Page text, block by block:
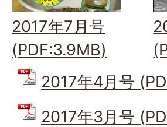
2017年7月号
(PDF:3.9MB)
2017年4月号
2017年3月号